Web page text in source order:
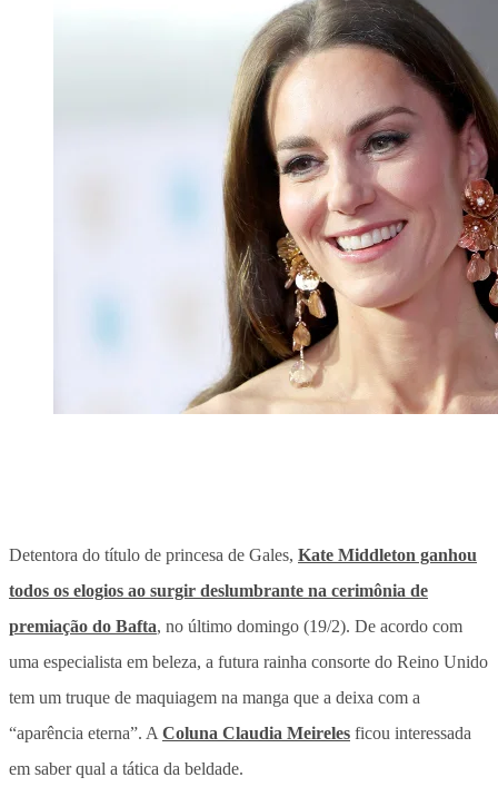
Detentora do título de princesa de Gales, Kate Middleton ganhou
todos os elogios ao surgir deslumbrante na cerimônia de
premiação do Bafta, no último domingo (19/2). De acordo com
uma especialista em beleza, a futura rainha consorte do Reino Unido
tem um truque de maquiagem na manga que a deixa com a
“aparência eterna”. A Coluna Claudia Meireles ficou interessada
em saber qual a tática da beldade.